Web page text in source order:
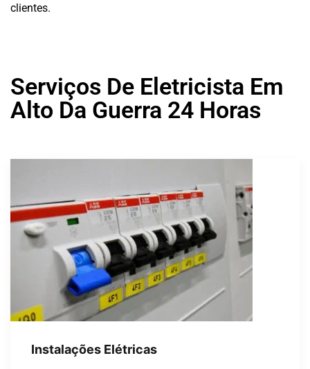
clientes.
Serviços De Eletricista Em
Alto Da Guerra 24 Horas
Instalações Elétricas